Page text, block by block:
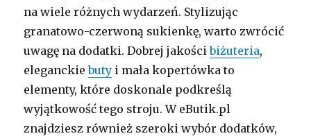
na wiele różnych wydarzeń. Stylizując
granatowo-czerwoną sukienkę, warto zwrócić
uwagę na dodatki. Dobrej jakościbiżuteria,
eleganckiebuty i mała kopertówka to
elementy, które doskonale podkreślą
wyjątkowość tego stroju. W eButik.pl
znajdziesz również szeroki wybór dodatków,